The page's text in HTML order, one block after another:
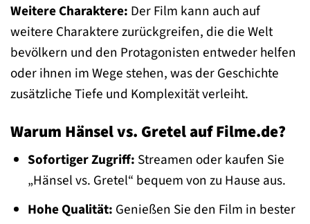
Weitere Charaktere: Der Film kann auch auf
weitere Charaktere zurückgreifen, die die Welt
bevölkern und den Protagonisten entweder helfen
oder ihnen im Wege stehen, was der Geschichte
zusätzliche Tiefe und Komplexität verleiht.
Warum Hänsel vs. Gretel auf Filme.de?
Sofortiger Zugriff: Streamen oder kaufen Sie
„Hänsel vs. Gretel“ bequem von zu Hause aus.
Hohe Qualität: Genießen Sie den Film in bester